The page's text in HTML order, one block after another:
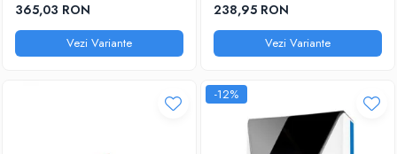
365,03 RON
Vezi Variante
238,95 RON
Vezi Variante
-12%